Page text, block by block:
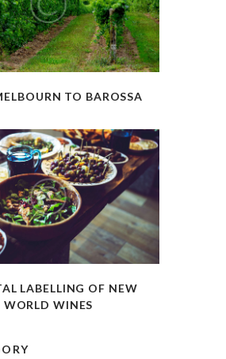
TO BAROSSA
LABELLING OF NEW
WORLD WINES